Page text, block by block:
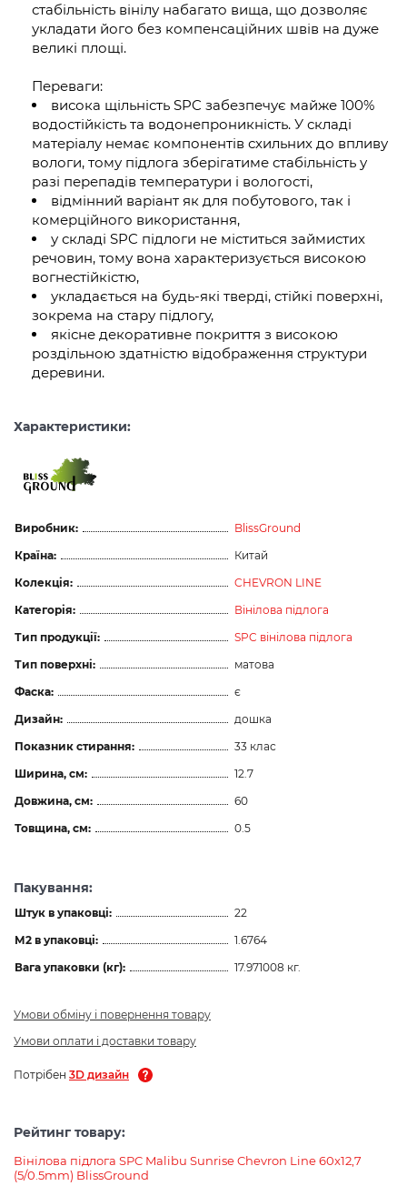
стабільність вінілу набагато вища, що дозволяє
укладати його без компенсаційних швів на дуже
великі площі.
Переваги:
висока щільність SPC забезпечує майже 100%
водостійкість та водонепроникність. У складі
матеріалу немає компонентів схильних до впливу
вологи, тому підлога зберігатиме стабільність у
разі перепадів температури і вологості,
відмінний варіант як для побутового, так і
комерційного використання,
у складі SPC підлоги не міститься займистих
речовин, тому вона характеризується високою
вогнестійкістю,
укладається на будь-які тверді, стійкі поверхні,
зокрема на стару підлогу,
якісне декоративне покриття з високою
роздільною здатністю відображення структури
деревини.
Характеристики:
Виробник:
BlissGround
Країна:
Китай
Колекція:
CHEVRON LINE
Категорія:
Вінілова підлога
Тип продукції:
SPC вінілова підлога
Тип поверхні:
матова
Фаска:
є
Дизайн:
дошка
Показник стирання:
33 клас
Ширина, см:
12.7
Довжина, см:
60
Товщина, см:
0.5
Пакування:
Штук в упаковці:
22
М2 в упаковці:
1.6764
Вага упаковки (кг):
17.971008 кг.
Умови обміну і повернення товару
Умови оплати і доставки товару
Потрібен 3D дизайн
Рейтинг товару:
Вінілова підлога SPC Malibu Sunrise Chevron Line 60x12,7
(5/0.5mm) BlissGround